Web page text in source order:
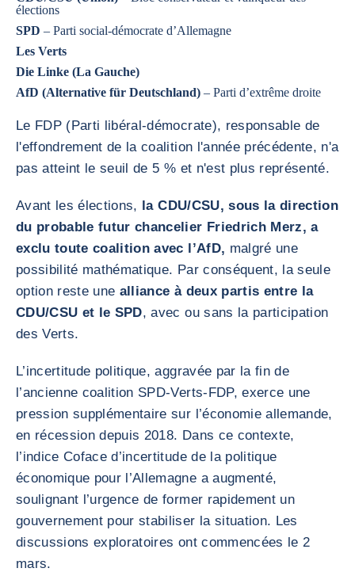
élections
SPD – Parti social-démocrate d’Allemagne
Les Verts
Die Linke (La Gauche)
AfD (Alternative für Deutschland) – Parti d’extrême droite
Le FDP (Parti libéral-démocrate), responsable de
l'effondrement de la coalition l'année précédente, n'a
pas atteint le seuil de 5 % et n'est plus représenté.
Avant les élections, la CDU/CSU, sous la direction
du probable futur chancelier Friedrich Merz, a
exclu toute coalition avec l’AfD, malgré une
possibilité mathématique. Par conséquent, la seule
option reste une alliance à deux partis entre la
CDU/CSU et le SPD, avec ou sans la participation
des Verts.
L’incertitude politique, aggravée par la fin de
l’ancienne coalition SPD-Verts-FDP, exerce une
pression supplémentaire sur l’économie allemande,
en récession depuis 2018. Dans ce contexte,
l’indice Coface d’incertitude de la politique
économique pour l’Allemagne a augmenté,
soulignant l’urgence de former rapidement un
gouvernement pour stabiliser la situation. Les
discussions exploratoires ont commencées le 2
mars.